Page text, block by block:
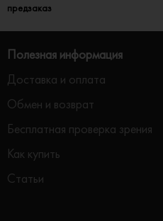
предзаказ
Полезная информация
Доставка и оплата
Обмен и возврат
Бесплатная проверка зрения
Как купить
Статьи